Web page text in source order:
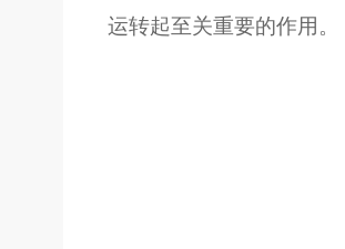
运转起至关重要的作用。